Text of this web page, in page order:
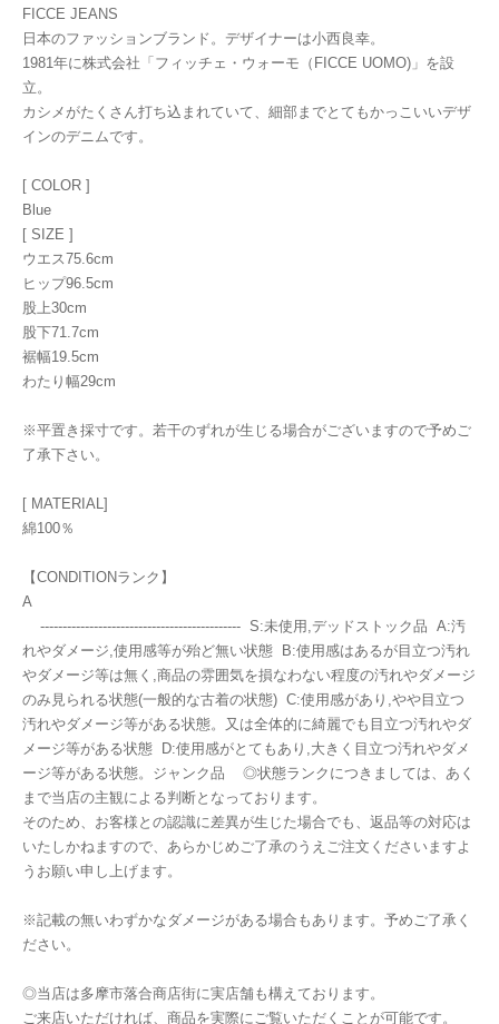
FICCE JEANS
日本のファッションブランド。デザイナーは小西良幸。
1981年に株式会社「フィッチェ・ウォーモ（FICCE UOMO)」を設
立。
カシメがたくさん打ち込まれていて、細部までとてもかっこいいデザ
インのデニムです。
[ COLOR ]
Blue
[ SIZE ]
ウエス75.6cm
ヒップ96.5cm
股上30cm
股下71.7cm
裾幅19.5cm
わたり幅29cm
※平置き採寸です。若干のずれが生じる場合がございますので予めご
了承下さい。
[ MATERIAL]
綿100％
【CONDITIONランク】
A
--------------------------------------------- S:未使用,デッドストック品 A:汚
れやダメージ,使用感等が殆ど無い状態 B:使用感はあるが目立つ汚れ
やダメージ等は無く,商品の雰囲気を損なわない程度の汚れやダメージ
のみ見られる状態(一般的な古着の状態) C:使用感があり,やや目立つ
汚れやダメージ等がある状態。又は全体的に綺麗でも目立つ汚れやダ
メージ等がある状態 D:使用感がとてもあり,大きく目立つ汚れやダメ
ージ等がある状態。ジャンク品 ◎状態ランクにつきましては、あく
まで当店の主観による判断となっております。
そのため、お客様との認識に差異が生じた場合でも、返品等の対応は
いたしかねますので、あらかじめご了承のうえご注文くださいますよ
うお願い申し上げます。
※記載の無いわずかなダメージがある場合もあります。予めご了承く
ださい。
◎当店は多摩市落合商店街に実店舗も構えております。
ご来店いただければ、商品を実際にご覧いただくことが可能です。